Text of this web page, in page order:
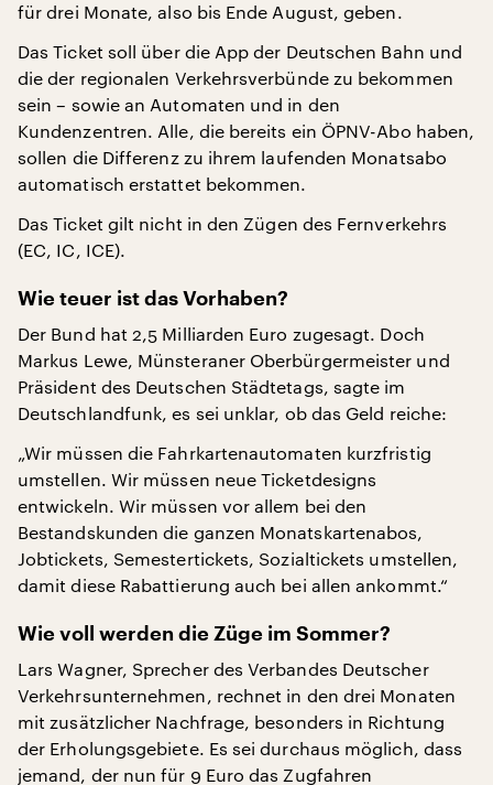
für drei Monate, also bis Ende August, geben.
Das Ticket soll über die App der Deutschen Bahn und
die der regionalen Verkehrsverbünde zu bekommen
sein – sowie an Automaten und in den
Kundenzentren. Alle, die bereits ein ÖPNV-Abo haben,
sollen die Differenz zu ihrem laufenden Monatsabo
automatisch erstattet bekommen.
Das Ticket gilt nicht in den Zügen des Fernverkehrs
(EC, IC, ICE).
Wie teuer ist das Vorhaben?
Der Bund hat 2,5 Milliarden Euro zugesagt. Doch
Markus Lewe, Münsteraner Oberbürgermeister und
Präsident des Deutschen Städtetags, sagte im
Deutschlandfunk, es sei unklar, ob das Geld reiche:
„Wir müssen die Fahrkartenautomaten kurzfristig
umstellen. Wir müssen neue Ticketdesigns
entwickeln. Wir müssen vor allem bei den
Bestandskunden die ganzen Monatskartenabos,
Jobtickets, Semestertickets, Sozialtickets umstellen,
damit diese Rabattierung auch bei allen ankommt.“
Wie voll werden die Züge im Sommer?
Lars Wagner, Sprecher des Verbandes Deutscher
Verkehrsunternehmen, rechnet in den drei Monaten
mit zusätzlicher Nachfrage, besonders in Richtung
der Erholungsgebiete. Es sei durchaus möglich, dass
jemand, der nun für 9 Euro das Zugfahren